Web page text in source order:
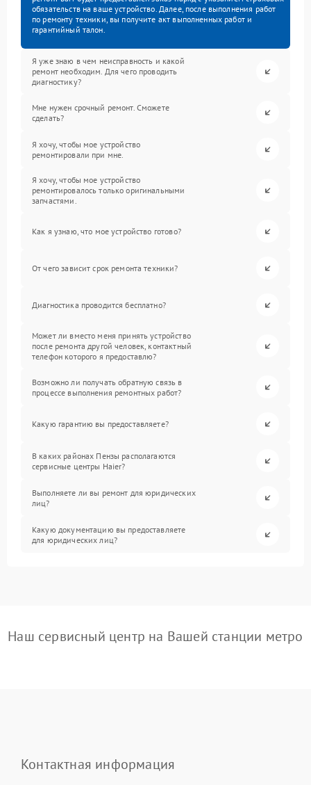
обязательств на ваше устройство. Далее, после выполнения работ
по ремонту техники, вы получите акт выполненных работ и
гарантийный талон.
Я уже знаю в чем неисправность и какой
ремонт необходим. Для чего проводить
диагностику?
Мне нужен срочный ремонт. Сможете
сделать?
Я хочу, чтобы мое устройство
ремонтировали при мне.
Я хочу, чтобы мое устройство
ремонтировалось только оригинальными
запчастями.
Как я узнаю, что мое устройство готово?
От чего зависит срок ремонта техники?
Диагностика проводится бесплатно?
Может ли вместо меня принять устройство
после ремонта другой человек, контактный
телефон которого я предоставлю?
Возможно ли получать обратную связь в
процессе выполнения ремонтных работ?
Какую гарантию вы предоставляете?
В каких районах Пензы располагаются
сервисные центры Haier?
Выполняете ли вы ремонт для юридических
лиц?
Какую документацию вы предоставляете
для юридических лиц?
Наш сервисный центр на Вашей станции метро
Контактная информация